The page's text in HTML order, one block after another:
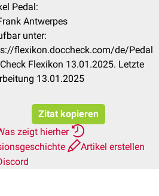
Pedal:
Antwerpes
unter:
flexikon.doccheck.com/de/Pedal
Flexikon 13.01.2025. Letzte
13.01.2025
Zitat kopieren
zeigt hierher
Artikel erstellen